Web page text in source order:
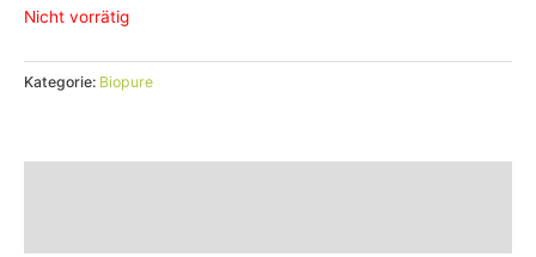
Nicht vorrätig
Kategorie: Biopure